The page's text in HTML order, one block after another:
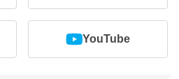
YouTube